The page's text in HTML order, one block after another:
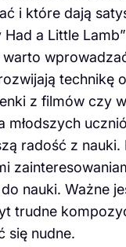
i które dają
Had a Little
technikę
z filmów czy
młodszych
radość z
nauki. Ważne
trudne
się nudne.